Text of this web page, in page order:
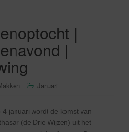
|
|
Januari
4 januari wordt de komst van
(de Drie Wijzen) uit het